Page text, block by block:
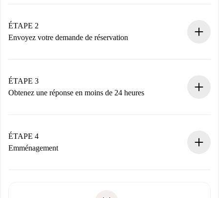
Vous disposez à l’avance de toutes les informations
nécessaires.
ÉTAPE 2
Envoyez votre demande de réservation
Nous ne vous facturerons rien tant que le propriétaire
n’aura pas accepté.
ÉTAPE 3
Obtenez une réponse en moins de 24 heures
contact avec le propriétaire.
Si refusé : aucun prélèvement et nous vous proposerons
ÉTAPE 4
Emménagement